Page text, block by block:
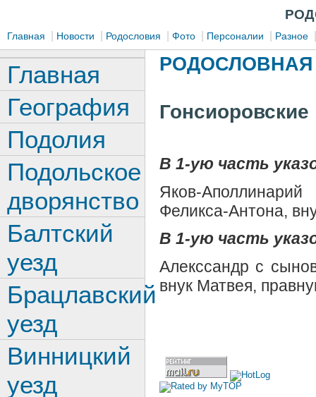
Главная Новости Родословия Фото Персоналии Разное
РОДОСЛОВНАЯ
Гонсиоровские
В 1-ую часть
Яков-
Феликса-Антона,
В 1-ую часть
Алекссандр с
внук Матвея,
Главная
География
Подолия
Подольское
дворянство
Балтский
уезд
Брацлавский
уезд
Винницкий
уезд